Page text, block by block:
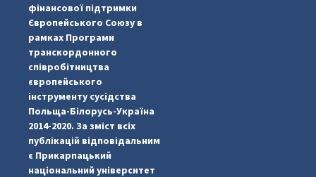
фінансової підтримки
Європейського Союзу в
рамках Програми
транскордонного
співробітництва
європейського
інструменту сусідства
Польща-Білорусь-Україна
2014-2020. За зміст всіх
публікацій відповідальним
є Прикарпацький
національний університет